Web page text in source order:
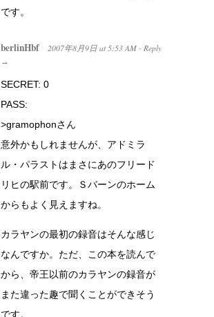
です。
berlinHbf 2007年8月9日 at 5:53 AM · Reply
→
SECRET: 0
PASS:
>gramophonさん
意外かもしれませんが、アドミラ
ル・パラストはまさにあのフリード
リヒの駅前です。Ｓバーンのホーム
からもよく見えますね。
カラヤンの最初の録音はそんな感じ
なんですか。ただ、この本を読んで
から、帝王以前のカラヤンの録音が
また違った趣で聞くことができそう
です。